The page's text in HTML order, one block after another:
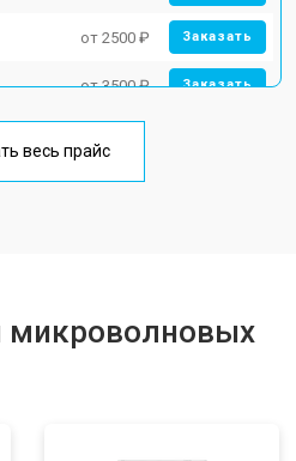
от 2500 ₽ Заказать
от 3500 ₽ Заказать
от 2400 ₽
весь прайс
микроволновых